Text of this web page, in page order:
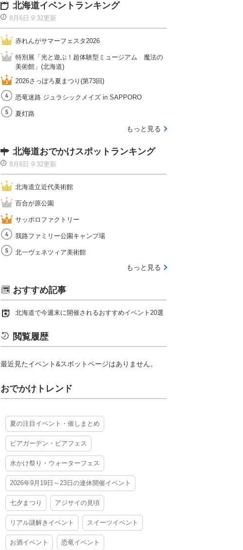
北海道イベントランキング
8月6日 9:32更新
赤れんがサマーフェスタ2026
特別展「光と遊ぶ！超体験型ミュージアム 魔法の
美術館」(北海道)
2026さっぽろ夏まつり(第73回)
恐竜迷路 ジュラシックメイズ in SAPPORO
夏灯路
もっと見る
北海道おでかけスポットランキング
8月6日 9:32更新
北海道立近代美術館
百合が原公園
サッポロファクトリー
我路ファミリー公園キャンプ場
北一ヴェネツィア美術館
もっと見る
おすすめ記事
北海道で今週末に開催されるおすすめイベント20選
閲覧履歴
最近見たイベント&スポットページはありません。
おでかけトレンド
夏の注目イベント・催しまとめ
ビアガーデン・ビアフェス
水かけ祭り・ウォーターフェス
2026年9月19日～23日の連休開催イベント
七夕まつり アジサイの見頃
リアル謎解きイベント スイーツイベント
お酒イベント 恐竜イベント